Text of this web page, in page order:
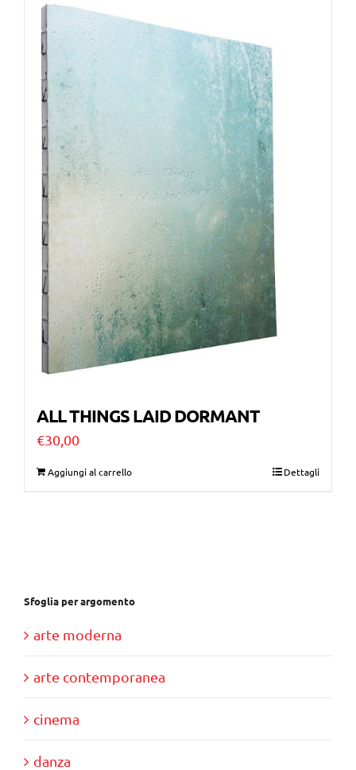
ALL THINGS LAID DORMANT
€30,00
Aggiungi al carrello Dettagli
Sfoglia per argomento
arte moderna
arte contemporanea
cinema
danza